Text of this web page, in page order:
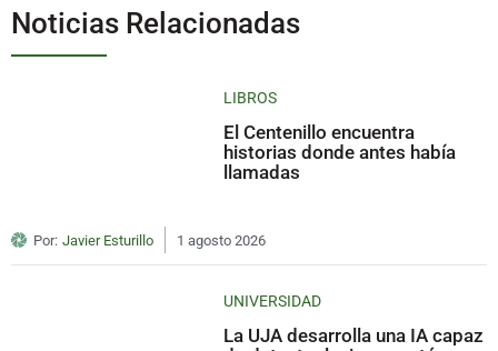
Noticias Relacionadas
LIBROS
El Centenillo encuentra
historias donde antes había
llamadas
Por: Javier Esturillo 1 agosto 2026
UNIVERSIDAD
La UJA desarrolla una IA capaz